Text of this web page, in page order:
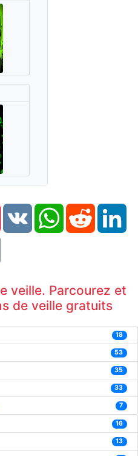
PinterestVK WhatsAppReddit
veille. Parcourez et
de veille gratuits
18
53
35
33
7
16
13